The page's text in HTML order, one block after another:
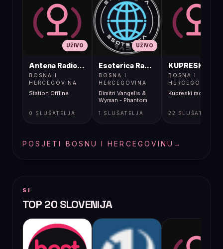
UŽIVO
Antena Radio, Jelah Tešanj
BOSNA I
HERCEGOVINA
Station Offline
0 SLUŠATELJA
UŽIVO
Esoterica Radio S1
BOSNA I
HERCEGOVINA
Dimitri Vangelis &
Wyman - Phantom
1 SLUŠATELJA
BOSNA I
HERCEGOVINA
Kupreski radio
22 SLUŠATELJA
POSJETI BOSNU I HERCEGOVINU →
SI
TOP 20 SLOVENIJA